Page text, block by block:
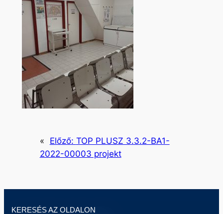
« Előző: TOP PLUSZ 3.3.2-BA1-
2022-00003 projekt
KERESÉS AZ OLDALON